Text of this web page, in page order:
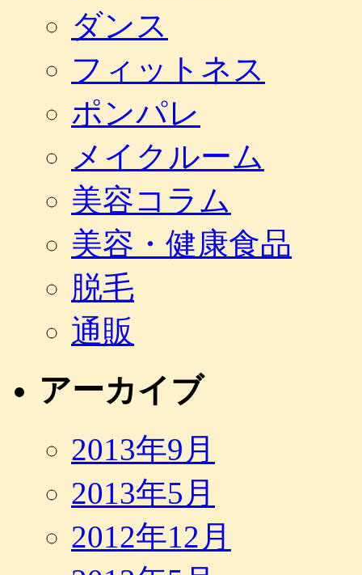
ダンス
フィットネス
ポンパレ
メイクルーム
美容コラム
美容・健康食品
脱毛
通販
アーカイブ
2013年9月
2013年5月
2012年12月